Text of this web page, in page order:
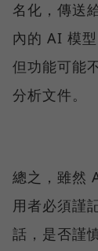
名化，傳送
內的 AI 模
但功能可能
分析文件。
總之，雖然
用者必須謹
話，是否謹